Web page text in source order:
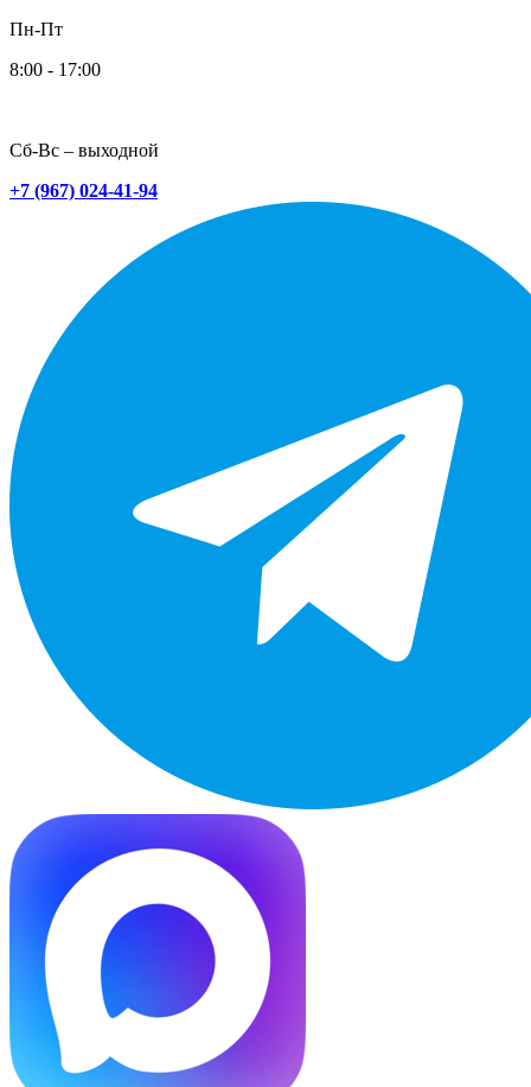
Пн-Пт
8:00 - 17:00
Сб-Вс – выходной
+7 (967) 024-41-94